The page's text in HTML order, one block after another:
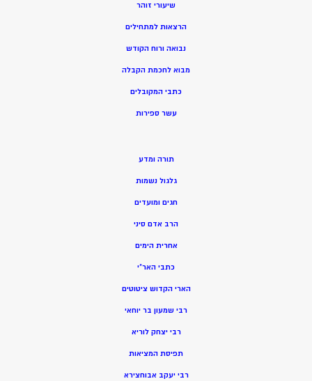
שיעורי זוהר
הרצאות למתחילים
נבואה ורוח הקודש
מבוא לחכמת הקבלה
כתבי המקובלים
עשר ספירות
תורה ומדע
גלגול נשמות
חגים ומועדים
הרב אדם סיני
אחרית הימים
כתבי האר”י
הארי הקדוש ציטוטים
רבי שמעון בר יוחאי
רבי יצחק לוריא
תפיסת המציאות
רבי יעקב אבוחצירא